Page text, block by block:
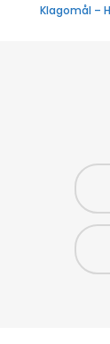
Klagomål –